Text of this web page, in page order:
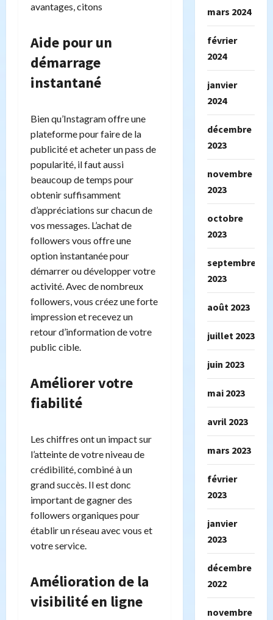
avantages, citons
Aide pour un
démarrage
instantané
Bien qu’Instagram offre une
plateforme pour faire de la
publicité et acheter un pass de
popularité, il faut aussi
beaucoup de temps pour
obtenir suffisamment
d’appréciations sur chacun de
vos messages. L’achat de
followers vous offre une
option instantanée pour
démarrer ou développer votre
activité. Avec de nombreux
followers, vous créez une forte
impression et recevez un
retour d’information de votre
public cible.
Améliorer votre
fiabilité
Les chiffres ont un impact sur
l’atteinte de votre niveau de
crédibilité, combiné à un
grand succès. Il est donc
important de gagner des
followers organiques pour
établir un réseau avec vous et
votre service.
Amélioration de la
visibilité en ligne
mars 2024
février
2024
janvier
2024
décembre
2023
novembre
2023
octobre
2023
septembre
2023
août 2023
juillet 2023
juin 2023
mai 2023
avril 2023
mars 2023
février
2023
janvier
2023
décembre
2022
novembre